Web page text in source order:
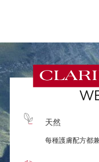
天然
每種護膚配方都